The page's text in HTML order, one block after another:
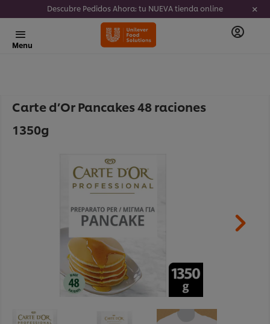
Descubre Pedidos Ahora: tu NUEVA tienda online
Menu
Carte d’Or Pancakes 48 raciones
1350g